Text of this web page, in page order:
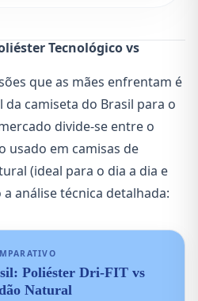
Tecnológico vs
que as mães enfrentam é
camiseta do Brasil para o
divide-se entre o
usado em camisas de
(ideal para o dia a dia e
análise técnica detalhada:
Poliéster Dri-FIT vs
Natural